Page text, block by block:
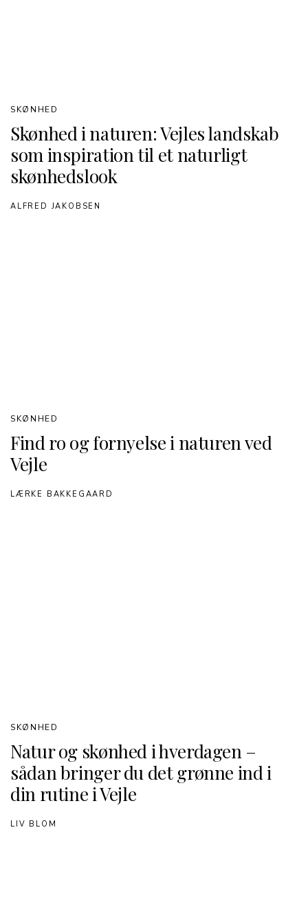
Skønhed i naturen: Vejles landskab
som inspiration til et naturligt
skønhedslook
SKØNHED
ALFRED JAKOBSEN
Find ro og fornyelse i naturen ved
Vejle
SKØNHED
LÆRKE BAKKEGAARD
Natur og skønhed i hverdagen –
sådan bringer du det grønne ind i
din rutine i Vejle
SKØNHED
LIV BLOM